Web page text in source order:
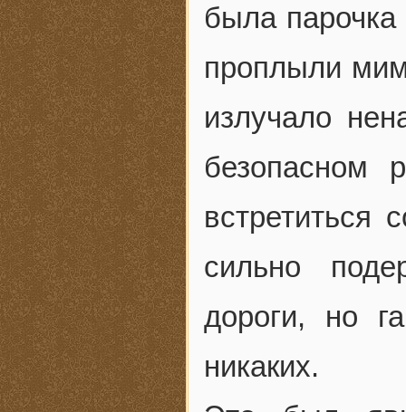
была
проплыли
излучало
безопасном
встретиться
сильно
дороги, но
никаких.